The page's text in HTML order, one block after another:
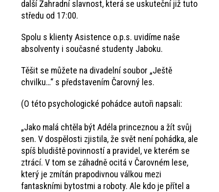
další Zahradní slavnost, která se uskuteční již tuto
středu od 17:00.
Spolu s klienty Asistence o.p.s. uvidíme naše
absolventy i současné studenty Jaboku.
Těšit se můžete na divadelní soubor „Ještě
chvilku…“ s představením Čarovný les.
(O této psychologické pohádce autoři napsali:
„Jako malá chtěla být Adéla princeznou a žít svůj
sen. V dospělosti zjistila, že svět není pohádka, ale
spíš bludiště povinností a pravidel, ve kterém se
ztrácí. V tom se záhadně ocitá v Čarovném lese,
který je zmítán prapodivnou válkou mezi
fantaskními bytostmi a roboty. Ale kdo je přítel a